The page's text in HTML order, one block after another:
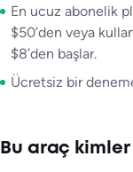
En ucuz abonelik
$50’den veya
$8’den başlar.
Ücretsiz bir
Bu araç